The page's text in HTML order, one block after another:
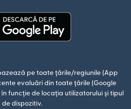
pe toate țările/regiunile (App
evaluări din toate țările (Google
funcție de locația utilizatorului și tipul
de dispozitiv.